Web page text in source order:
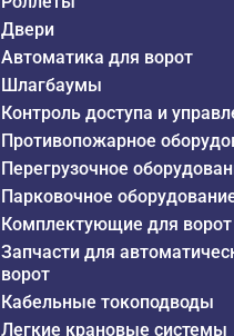
Двери
Автоматика для ворот
Шлагбаумы
Контроль доступа и
Противопожарное
Перегрузочное
Парковочное
Комплектующие для ворот
Запчасти для
ворот
Кабельные токоподводы
Легкие крановые системы